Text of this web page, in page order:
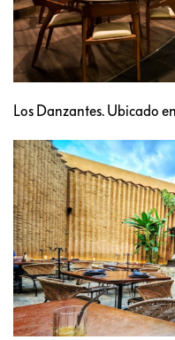
Los Danzantes. Ubicado